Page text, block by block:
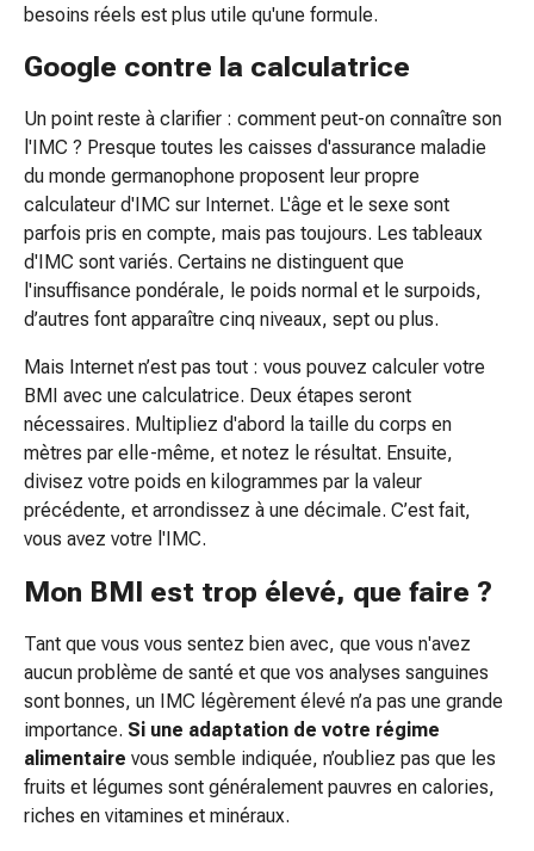
de
carie
buccale
(xérostomie)
Antiseptique
buccal
Aphtes
et
inflammation
buccale
Traitement
les
cheveux
Chute
de
cheveux
du
chevelu
Poux
Beauté
et
soins
du
corps
besoins réels est plus utile qu'une formule.
Google contre la calculatrice
Un point reste à clarifier : comment peut-on connaître son
l'IMC ? Presque toutes les caisses d'assurance maladie
du monde germanophone proposent leur propre
calculateur d'IMC sur Internet. L'âge et le sexe sont
parfois pris en compte, mais pas toujours. Les tableaux
d'IMC sont variés. Certains ne distinguent que
l'insuffisance pondérale, le poids normal et le surpoids,
d’autres font apparaître cinq niveaux, sept ou plus.
Mais Internet n’est pas tout : vous pouvez calculer votre
BMI avec une calculatrice. Deux étapes seront
nécessaires. Multipliez d'abord la taille du corps en
mètres par elle-même, et notez le résultat. Ensuite,
divisez votre poids en kilogrammes par la valeur
précédente, et arrondissez à une décimale. C’est fait,
vous avez votre l'IMC.
Mon BMI est trop élevé, que faire ?
Tant que vous vous sentez bien avec, que vous n'avez
aucun problème de santé et que vos analyses sanguines
sont bonnes, un IMC légèrement élevé n’a pas une grande
importance. Si une adaptation de votre régime
alimentaire vous semble indiquée, n’oubliez pas que les
fruits et légumes sont généralement pauvres en calories,
riches en vitamines et minéraux.